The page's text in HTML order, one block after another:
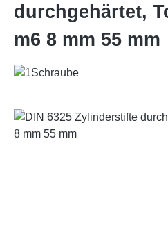
durchgehärtet,
m6 8 mm 55 mm
Bildergalerie überspringen